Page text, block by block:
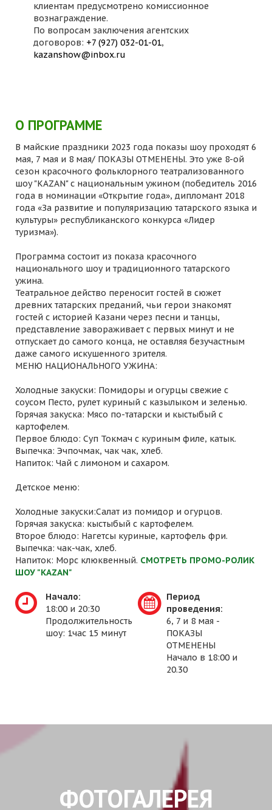
клиентам предусмотрено комиссионное
вознаграждение.
По вопросам заключения агентских
договоров: +7 (927) 032-01-01,
kazanshow@inbox.ru
О ПРОГРАММЕ
В майские праздники 2023 года показы шоу проходят 6
мая, 7 мая и 8 мая/ ПОКАЗЫ ОТМЕНЕНЫ. Это уже 8-ой
сезон красочного фольклорного театрализованного
шоу "KAZAN" с национальным ужином (победитель 2016
года в номинации «Открытие года», дипломант 2018
года «За развитие и популяризацию татарского языка и
культуры» республиканского конкурса «Лидер
туризма»).
Программа состоит из показа красочного
национального шоу и традиционного татарского
ужина.
Театральное действо переносит гостей в сюжет
древних татарских преданий, чьи герои знакомят
гостей с историей Казани через песни и танцы,
представление завораживает с первых минут и не
отпускает до самого конца, не оставляя безучастным
даже самого искушенного зрителя.
МЕНЮ НАЦИОНАЛЬНОГО УЖИНА:
Холодные закуски: Помидоры и огурцы свежие с
соусом Песто, рулет куриный с казылыком и зеленью.
Горячая закуска: Мясо по-татарски и кыстыбый с
картофелем.
Первое блюдо: Суп Токмач с куриным филе, катык.
Выпечка: Эчпочмак, чак чак, хлеб.
Напиток: Чай с лимоном и сахаром.
Детское меню:
Холодные закуски:Салат из помидор и огурцов.
Горячая закуска: кыстыбый с картофелем.
Второе блюдо: Нагетсы куриные, картофель фри.
Выпечка: чак-чак, хлеб.
Напиток: Морс клюквенный. СМОТРЕТЬ ПРОМО-РОЛИК
ШОУ "KAZAN"
Начало:
18:00 и 20:30
Продолжительность
шоу: 1час 15 минут
Период
проведения:
6, 7 и 8 мая -
ПОКАЗЫ
ОТМЕНЕНЫ
Начало в 18:00 и
20.30
ФОТОГАЛЕРЕЯ